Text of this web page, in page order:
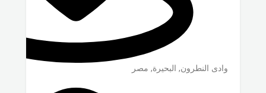
وادى النطرون, البحيرة, مصر